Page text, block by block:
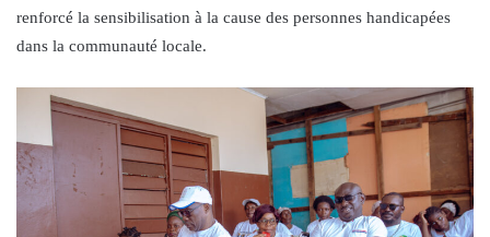
renforcé la sensibilisation à la cause des personnes handicapées
dans la communauté locale.